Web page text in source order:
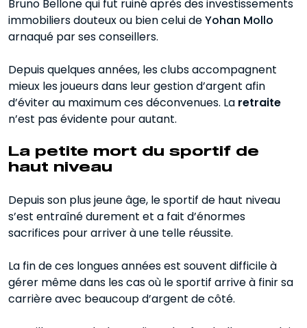
Bruno Bellone qui fut ruiné après des investissements
immobiliers douteux ou bien celui deYohan Mollo
arnaqué par ses conseillers.
Depuis quelques années, les clubs accompagnent
mieux les joueurs dans leur gestion d’argent afin
d’éviter au maximum ces déconvenues. La retraite
n’est pas évidente pour autant.
La petite mort du sportif de
haut niveau
Depuis son plus jeune âge, le sportif de haut niveau
s’est entraîné durement et a fait d’énormes
sacrifices pour arriver à une telle réussite.
La fin de ces longues années est souvent difficile à
gérer même dans les cas où le sportif arrive à finir sa
carrière avec beaucoup d’argent de côté.